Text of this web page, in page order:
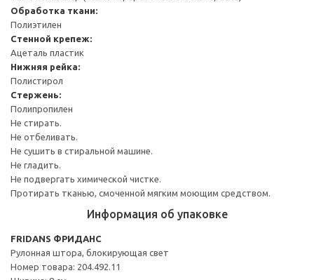
Обработка ткани:
Полиэтилен
Стенной крепеж:
Ацеталь пластик
Нижняя рейка:
Полистирол
Стержень:
Полипропилен
Не стирать.
Не отбеливать.
Не сушить в стиральной машине.
Не гладить.
Не подвергать химической чистке.
Протирать тканью, смоченной мягким моющим средством.
Информация об упаковке
FRIDANS ФРИДАНС
Рулонная штора, блокирующая свет
Номер товара: 204.492.11